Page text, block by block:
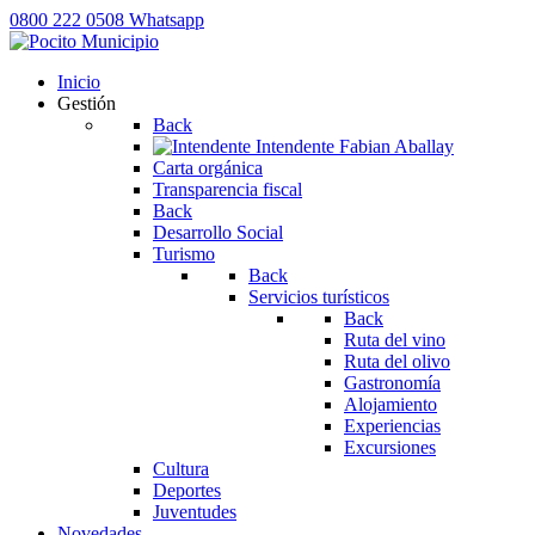
0800 222 0508 Whatsapp
Inicio
Gestión
Back
Intendente Fabian Aballay
Carta orgánica
Transparencia fiscal
Back
Desarrollo Social
Turismo
Back
Servicios turísticos
Back
Ruta del vino
Ruta del olivo
Gastronomía
Alojamiento
Experiencias
Excursiones
Cultura
Deportes
Juventudes